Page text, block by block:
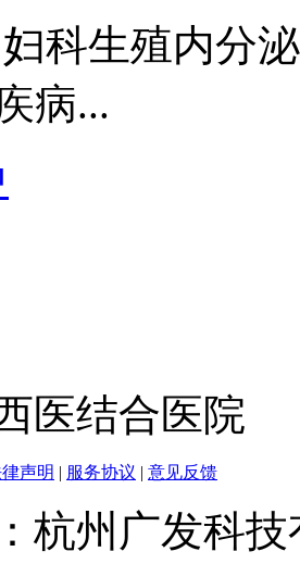
科生殖内分
病...
医结合医院
声明 | 服务协议 | 意见反馈
杭州广发科